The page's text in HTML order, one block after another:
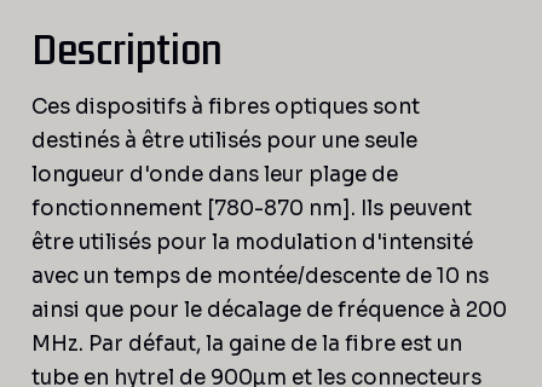
Description
Ces dispositifs à fibres optiques sont
destinés à être utilisés pour une seule
longueur d'onde dans leur plage de
fonctionnement [780-870 nm]. Ils peuvent
être utilisés pour la modulation d'intensité
avec un temps de montée/descente de 10 ns
ainsi que pour le décalage de fréquence à 200
MHz. Par défaut, la gaine de la fibre est un
tube en hytrel de 900µm et les connecteurs